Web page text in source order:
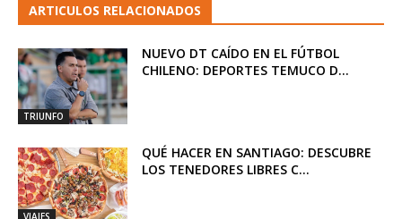
ARTICULOS RELACIONADOS
TRIUNFO
NUEVO DT CAÍDO EN EL FÚTBOL
CHILENO: DEPORTES TEMUCO D...
VIAJES
QUÉ HACER EN SANTIAGO: DESCUBRE
LOS TENEDORES LIBRES C...